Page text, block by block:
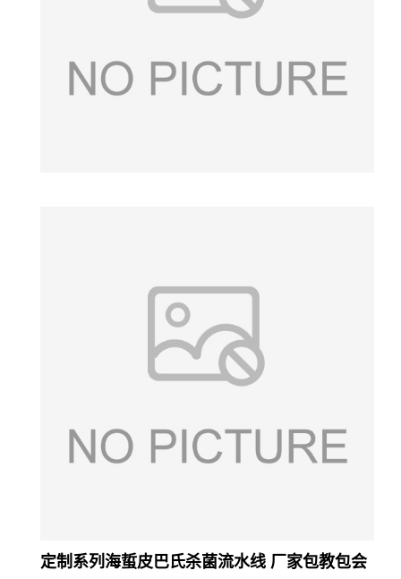
定制系列海蜇皮巴氏杀菌流水线 厂家包教包会